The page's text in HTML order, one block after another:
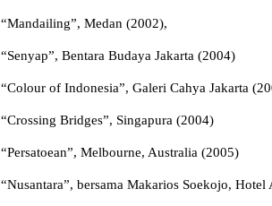
“Mandailing”, Medan (2002),
“Senyap”, Bentara Budaya Jakarta (2004)
“Colour of Indonesia”, Galeri Cahya Jakarta
“Crossing Bridges”, Singapura (2004)
“Persatoean”, Melbourne, Australia (2005)
“Nusantara”, bersama Makarios Soekojo, Hotel